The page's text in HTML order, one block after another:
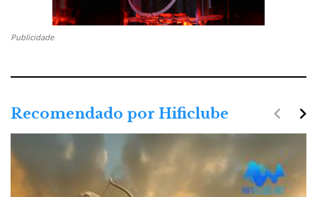
Publicidade
Recomendado por Hificlube navigate_next
navigate_before